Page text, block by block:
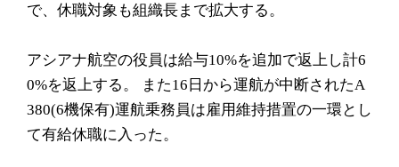
で、休職対象も組織長まで拡大する。
アシアナ航空の役員は給与10%を追加で返上し計6
0%を返上する。 また16日から運航が中断されたA
380(6機保有)運航乗務員は雇用維持措置の一環とし
て有給休職に入った。